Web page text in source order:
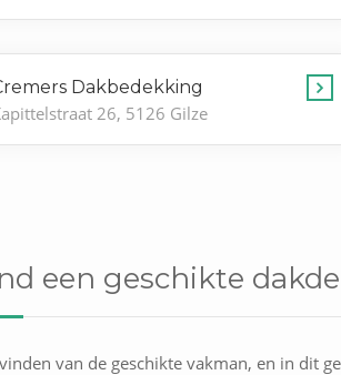
Dakbedekking
26, 5126 Gilze
een geschikte
van de geschikte vakman, en in dit